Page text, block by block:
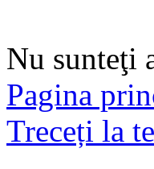
Nu sunteţi
Pagina
Treceți la